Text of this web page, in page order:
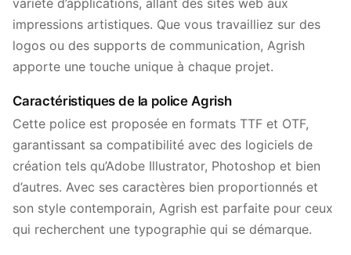
variété d’applications, allant des sites web aux
impressions artistiques. Que vous travailliez sur des
logos ou des supports de communication, Agrish
apporte une touche unique à chaque projet.
Caractéristiques de la police Agrish
Cette police est proposée en formats TTF et OTF,
garantissant sa compatibilité avec des logiciels de
création tels qu’Adobe Illustrator, Photoshop et bien
d’autres. Avec ses caractères bien proportionnés et
son style contemporain, Agrish est parfaite pour ceux
qui recherchent une typographie qui se démarque.